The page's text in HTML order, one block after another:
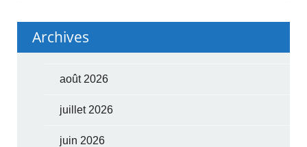
Archives
août 2026
juillet 2026
juin 2026